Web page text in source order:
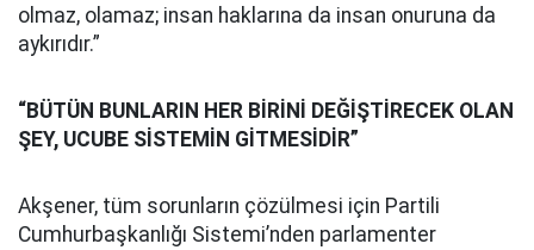
olmaz, olamaz; insan haklarına da insan onuruna da
aykırıdır.”
“BÜTÜN BUNLARIN HER BİRİNİ DEĞİŞTİRECEK OLAN
ŞEY, UCUBE SİSTEMİN GİTMESİDİR”
Akşener, tüm sorunların çözülmesi için Partili
Cumhurbaşkanlığı Sistemi’nden parlamenter